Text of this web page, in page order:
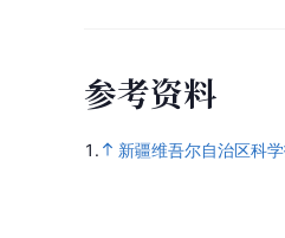
参考资料
1. 新疆维吾尔自治区科